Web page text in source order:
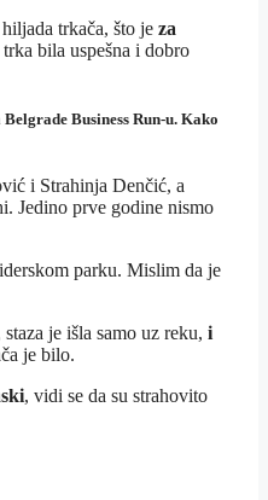
trkača, što je za
bila uspešna i dobro
Business Run-u. Kako
i Strahinja Denčić, a
Jedino prve godine nismo
parku. Mislim da je
je išla samo uz reku, i
je bilo.
, vidi se da su strahovito